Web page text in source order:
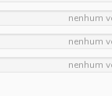
nenhum
nenhum
nenhum